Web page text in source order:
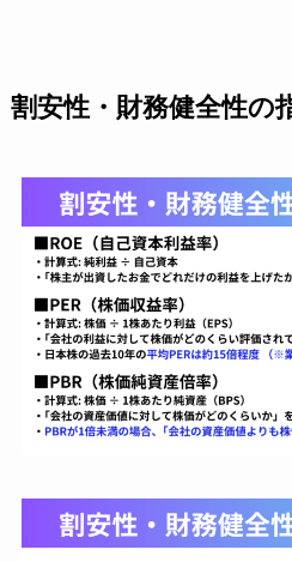
割安性・財務健全性の